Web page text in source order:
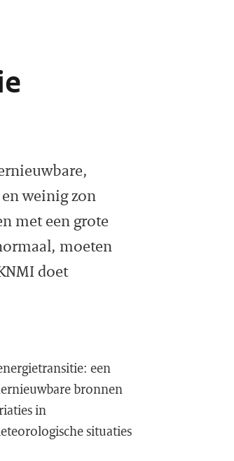
weinig zon
met een grote
moeten
doet
een
bronnen
in
situaties